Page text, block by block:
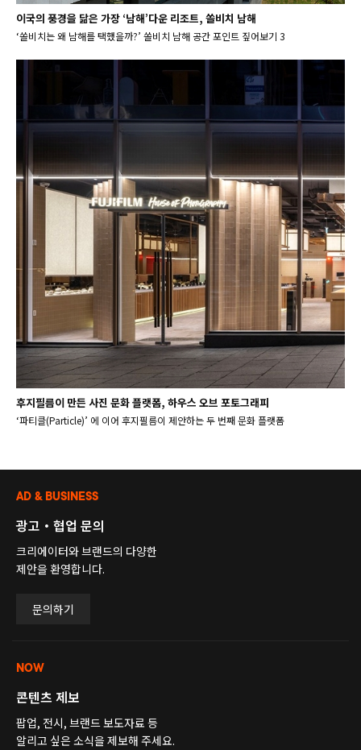
이국의 풍경을 닮은 가장 ‘남해’다운 리조트, 쏠비치 남해
‘쏠비치는 왜 남해를 택했을까?’ 쏠비치 남해 공간 포인트 짚어보기 3
후지필름이 만든 사진 문화 플랫폼, 하우스 오브 포토그래피
‘파티클(Particle)’ 에 이어 후지필름이 제안하는 두 번째 문화 플랫폼
AD & BUSINESS
광고・협업 문의
크리에이터와 브랜드의 다양한
제안을 환영합니다.
문의하기
NOW
콘텐츠 제보
팝업, 전시, 브랜드 보도자료 등
알리고 싶은 소식을 제보해 주세요.